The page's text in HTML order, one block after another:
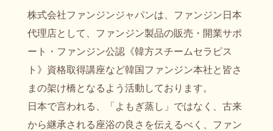
株式会社ファンジンジャパンは、ファンジン日本
代理店として、ファンジン製品の販売・開業サポ
ート・ファンジン公認《韓方スチームセラピス
ト》資格取得講座など韓国ファンジン本社と皆さ
まの架け橋となるよう活動しております。
日本で言われる、「よもぎ蒸し」ではなく、古来
から継承される座浴の良さを伝えるべく、ファン